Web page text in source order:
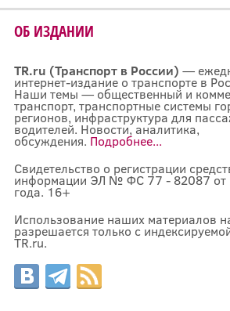
ОБ ИЗДАНИИ
TR.ru (Транспорт в России) —
интернет-издание о транспорте в
Наши темы — общественный и
транспорт, транспортные системы
регионов, инфраструктура для
водителей. Новости, аналитика,
обсуждения. Подробнее...
Свидетельство о регистрации
информации ЭЛ № ФС 77 - 82087 от
года. 16+
Использование наших материалов
разрешается только с
TR.ru.